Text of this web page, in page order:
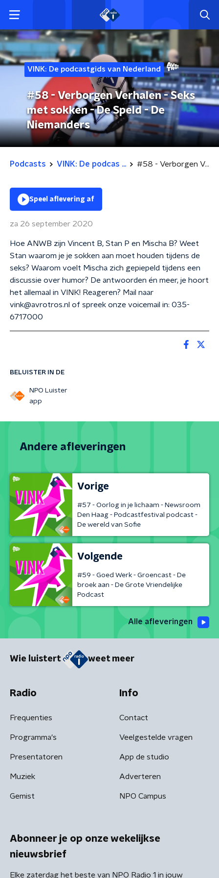
VINK: De podcastgids van Nederland
#58 - Verborgen Verhalen - Seks
met sokken - De Speld - De
Niemanders
Podcasts VINK: De podcas ... #58 - Verborgen Verhalen - Seks met sokken - De Speld - De Niemanders
BELUISTER IN DE
NPO Luister
app
Speel aflevering af
za 26 september 2020
Hoe ANWB zijn Vincent B, Stan P en Mischa B? Weet
Stan waarom je je sokken aan moet houden tijdens de
seks? Waarom voelt Mischa zich gepiepeld tijdens een
discussie over humor? De antwoorden én meer, je hoort
het allemaal in VINK! Reageren? Mail naar
vink@avrotros.nl of spreek onze voicemail in: 035-
6717000
Andere afleveringen
Vorige
#57 - Oorlog in je lichaam - Newsroom
Den Haag - Podcastfestival podcast -
De wereld van Sofie
Volgende
#59 - Goed Werk - Groencast - De
broek aan - De Grote Vriendelijke
Podcast
Alle afleveringen
Wie luistert weet meer
Radio
Frequenties
Programma's
Presentatoren
Muziek
Gemist
Info
Contact
Veelgestelde vragen
App de studio
Adverteren
NPO Campus
Abonneer je op onze wekelijkse
nieuwsbrief
Elke zaterdag het beste van NPO Radio 1 in jouw